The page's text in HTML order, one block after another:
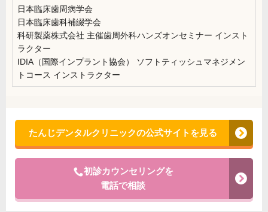
日本臨床歯周病学会
日本臨床歯科補綴学会
科研製薬株式会社 主催歯周外科ハンズオンセミナー インスト
ラクター
IDIA（国際インプラント協会） ソフトティッシュマネジメン
トコース インストラクター
たんじデンタルクリニックの公式サイトを見る
初診カウンセリングを
電話で相談